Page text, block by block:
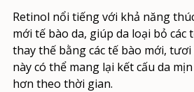
Retinol nổi tiếng với khả năng
mới tế bào da, giúp da loại bỏ các
thay thế bằng các tế bào mới,
này có thể mang lại kết cấu da
hơn theo thời gian.